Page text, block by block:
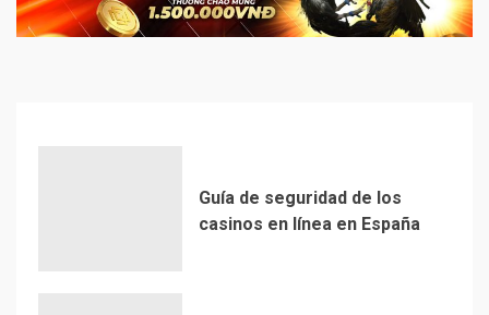
Guía de seguridad de los
casinos en línea en España